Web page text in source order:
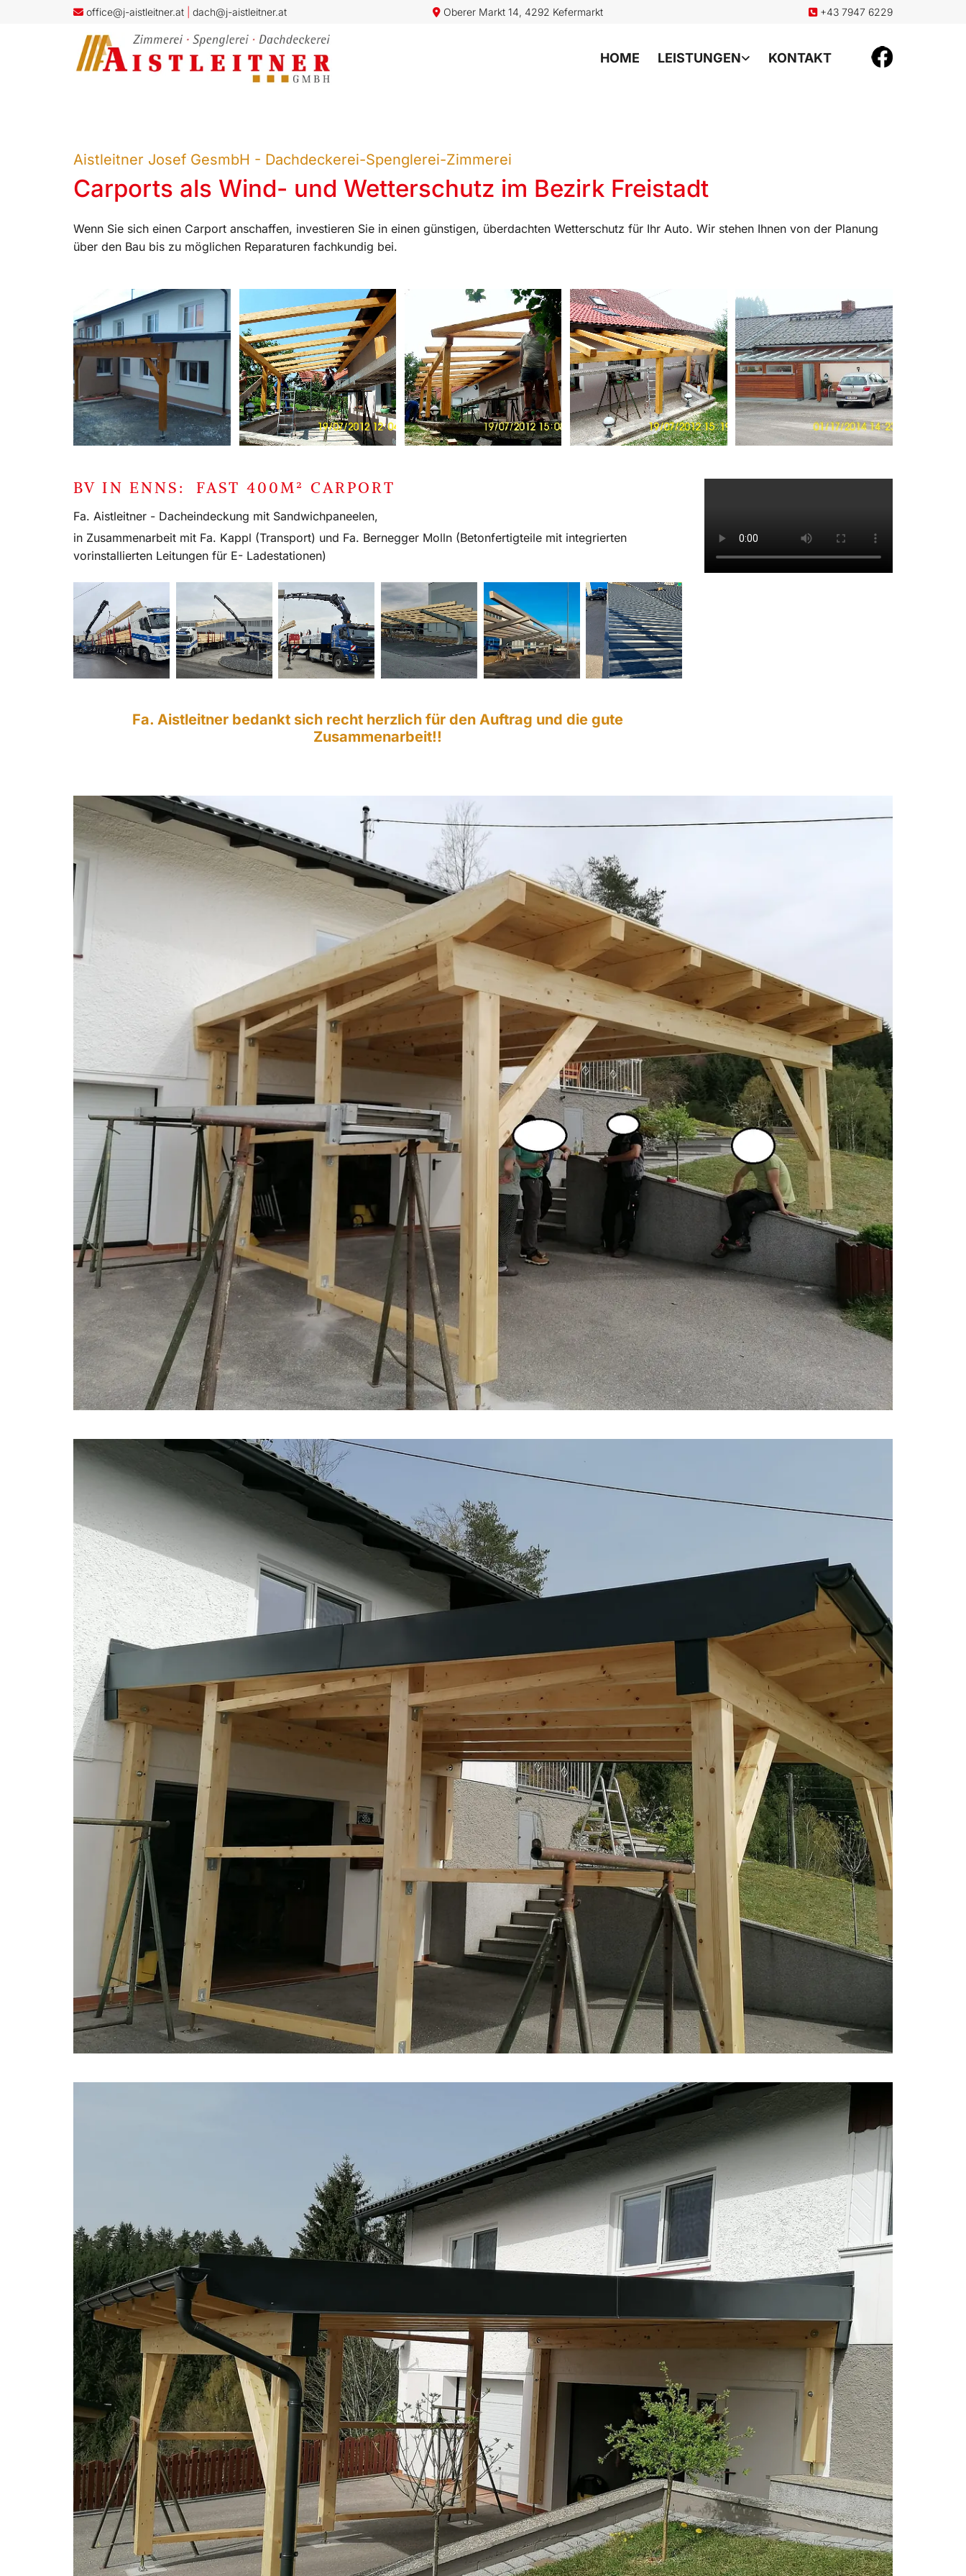
 office@j-aistleitner.at dach@j-aistleitner.at  Oberer Markt 14, 4292 Kefermarkt  +43 7947 6229
HOME LEISTUNGEN KONTAKT
Aistleitner Josef GesmbH - Dachdeckerei-Spenglerei-Zimmerei
Carports als Wind- und Wetterschutz im Bezirk Freistadt
Wenn Sie sich einen Carport anschaffen, investieren Sie in einen günstigen, überdachten Wetterschutz für Ihr Auto. Wir stehen Ihnen von der Planung
über den Bau bis zu möglichen Reparaturen fachkundig bei.
BV IN ENNS: FAST 400M² CARPORT
Fa. Aistleitner - Dacheindeckung mit Sandwichpaneelen,
in Zusammenarbeit mit Fa. Kappl (Transport) und Fa. Bernegger Molln (Betonfertigteile mit integrierten
vorinstallierten Leitungen für E- Ladestationen)
Fa. Aistleitner bedankt sich recht herzlich für den Auftrag und die gute
Zusammenarbeit!!